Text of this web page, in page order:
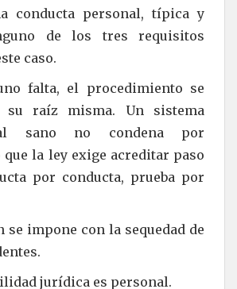
conducta personal, típica y
de los tres requisitos
caso.
falta, el procedimiento se
su raíz misma. Un sistema
sano no condena por
que la ley exige acreditar paso
por conducta, prueba por
se impone con la sequedad de
jurídica es personal.